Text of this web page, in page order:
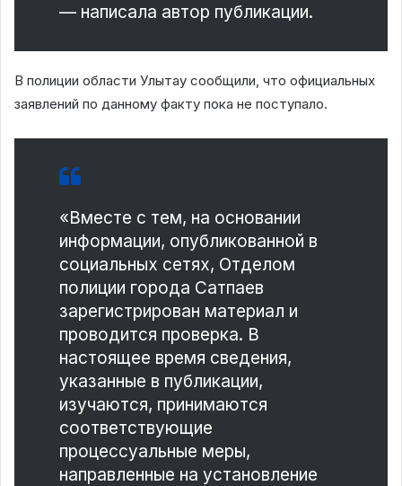
— написала автор публикации.
В полиции области Улытау сообщили, что официальных
заявлений по данному факту пока не поступало.
«Вместе с тем, на основании
информации, опубликованной в
социальных сетях, Отделом
полиции города Сатпаев
зарегистрирован материал и
проводится проверка. В
настоящее время сведения,
указанные в публикации,
изучаются, принимаются
соответствующие
процессуальные меры,
направленные на установление